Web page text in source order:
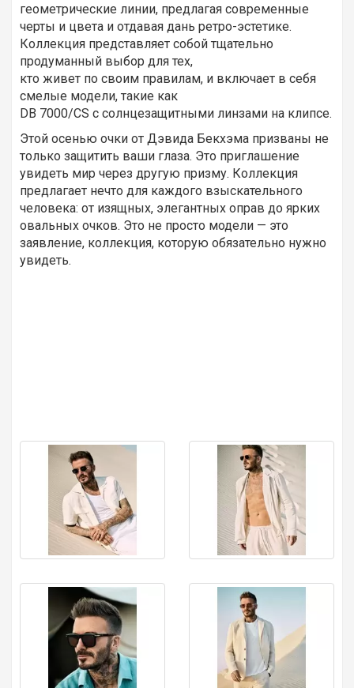
геометрические линии, предлагая современные
черты и цвета и отдавая дань ретро-эстетике.
Коллекция представляет собой тщательно
продуманный выбор для тех,
кто живет по своим правилам, и включает в себя
смелые модели, такие как
DB 7000/CS с солнцезащитными линзами на клипсе.
Этой осенью очки от Дэвида Бекхэма призваны не
только защитить ваши глаза. Это приглашение
увидеть мир через другую призму. Коллекция
предлагает нечто для каждого взыскательного
человека: от изящных, элегантных оправ до ярких
овальных очков. Это не просто модели — это
заявление, коллекция, которую обязательно нужно
увидеть.